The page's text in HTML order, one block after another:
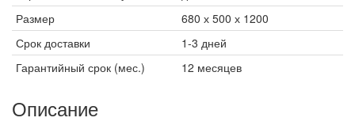
Размер
680 х 500 х 1200
Срок доставки
1-3 дней
Гарантийный срок (мес.)
12 месяцев
Описание